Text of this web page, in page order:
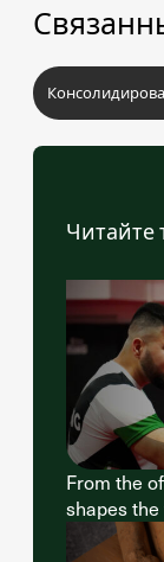
Читайте
From the
shapes